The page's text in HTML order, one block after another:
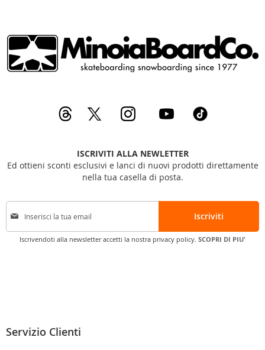
ISCRIVITI ALLA NEWLETTER
Ed ottieni sconti esclusivi e lanci di nuovi prodotti direttamente
nella tua casella di posta.
I
c
l
Iscriviti
Iscrivendoti alla newsletter accetti la nostra privacy policy. SCOPRI DI PIU'
Servizio Clienti